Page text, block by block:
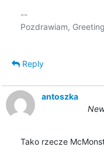
--
Pozdrawiam,
Reply
antoszka
Tako rzecze